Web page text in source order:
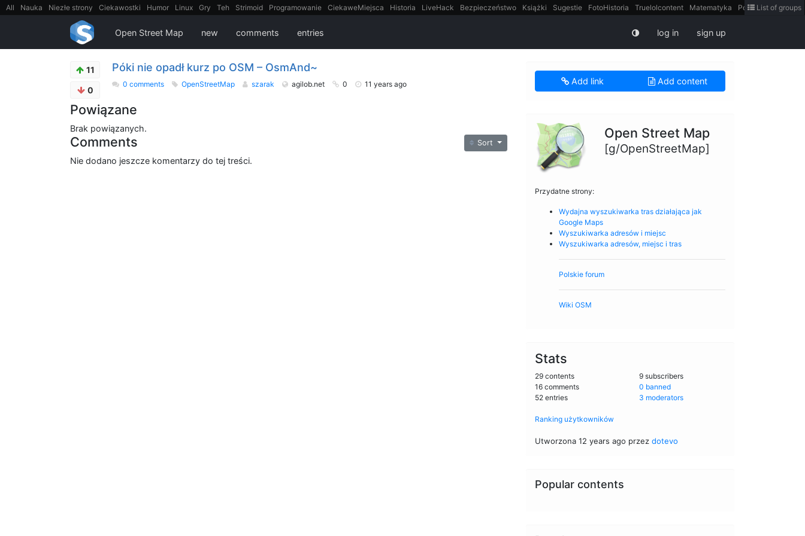
All Nauka Niezłe strony Ciekawostki Humor Linux Gry Teh Strimoid Programowanie CiekaweMiejsca Historia LiveHack Bezpieczeństwo Książki Sugestie FotoHistoria Truelolcontent Matematyka Polska
intern
FilmyDokumentalne
List of groups
Open Street Map new comments entries log in sign up
11
0
Póki nie opadł kurz po OSM – OsmAnd~
0 comments OpenStreetMap szarak agilob.net 0 11 years ago
Powiązane
Brak powiązanych.
Comments Sort
Nie dodano jeszcze komentarzy do tej treści.
Add link Add content
Open Street Map
[g/OpenStreetMap]
Przydatne strony:
Wydajna wyszukiwarka tras działająca jak
Google Maps
Wyszukiwarka adresów i miejsc
Wyszukiwarka adresów, miejsc i tras
Polskie forum
Wiki OSM
Stats
29 contents
16 comments
52 entries
9 subscribers
0 banned
3 moderators
Ranking użytkowników
Utworzona 12 years ago przez dotevo
Popular contents